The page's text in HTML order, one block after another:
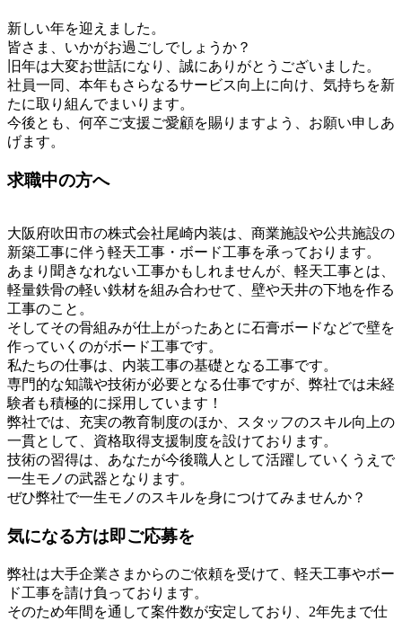
新しい年を迎えました。
皆さま、いかがお過ごしでしょうか？
旧年は大変お世話になり、誠にありがとうございました。
社員一同、本年もさらなるサービス向上に向け、気持ちを新
たに取り組んでまいります。
今後とも、何卒ご支援ご愛顧を賜りますよう、お願い申しあ
げます。
求職中の方へ
大阪府吹田市の株式会社尾崎内装は、商業施設や公共施設の
新築工事に伴う軽天工事・ボード工事を承っております。
あまり聞きなれない工事かもしれませんが、軽天工事とは、
軽量鉄骨の軽い鉄材を組み合わせて、壁や天井の下地を作る
工事のこと。
そしてその骨組みが仕上がったあとに石膏ボードなどで壁を
作っていくのがボード工事です。
私たちの仕事は、内装工事の基礎となる工事です。
専門的な知識や技術が必要となる仕事ですが、弊社では未経
験者も積極的に採用しています！
弊社では、充実の教育制度のほか、スタッフのスキル向上の
一貫として、資格取得支援制度を設けております。
技術の習得は、あなたが今後職人として活躍していくうえで
一生モノの武器となります。
ぜひ弊社で一生モノのスキルを身につけてみませんか？
気になる方は即ご応募を
弊社は大手企業さまからのご依頼を受けて、軽天工事やボー
ド工事を請け負っております。
そのため年間を通して案件数が安定しており、2年先まで仕